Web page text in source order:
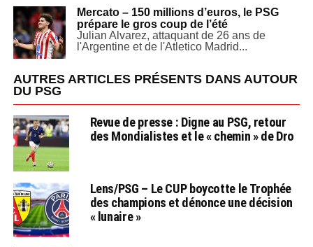
Mercato – 150 millions d’euros, le PSG
prépare le gros coup de l’été
Julian Alvarez, attaquant de 26 ans de
l'Argentine et de l'Atletico Madrid...
AUTRES ARTICLES PRÉSENTS DANS AUTOUR
DU PSG
Revue de presse : Digne au PSG, retour
des Mondialistes et le « chemin » de Dro
Lens/PSG – Le CUP boycotte le Trophée
des champions et dénonce une décision
« lunaire »